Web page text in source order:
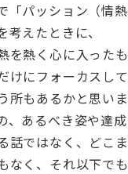
「パッション（情
えたときに、
を熱く心に入った
けにフォーカスし
所もあるかと思い
あるべき姿や達
話ではなく、どこ
く、それ以下でも